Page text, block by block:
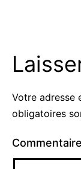
Votre adresse
obligatoires
Commentaire